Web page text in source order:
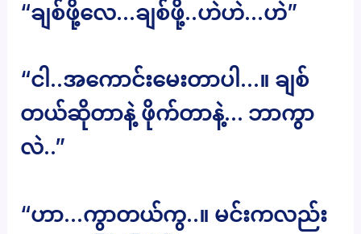
“ချစ်ဖို့လေ…ချစ်ဖို့..ဟဲဟဲ…ဟဲ”
“ငါ..အကောင်းမေးတာပါ…။ ချစ်
တယ်ဆိုတာနဲ့ ဖိုက်တာနဲ့… ဘာကွာ
လဲ..”
“ဟာ…ကွာတယ်ကွ..။ မင်းကလည်း